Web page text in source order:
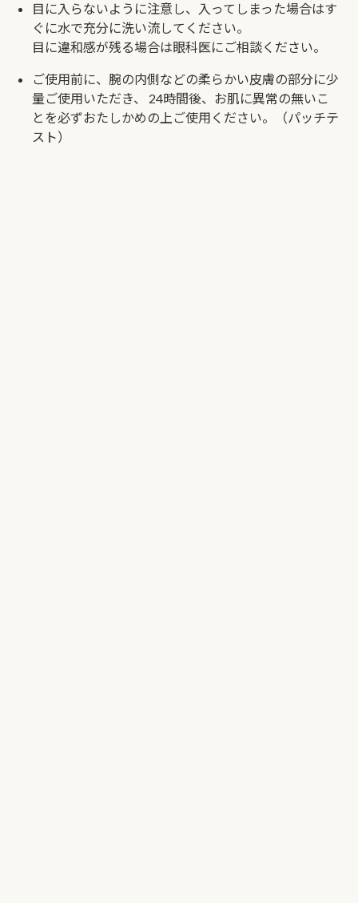
目に入らないように注意し、入ってしまった場合はす
ぐに水で充分に洗い流してください。
目に違和感が残る場合は眼科医にご相談ください。
ご使用前に、腕の内側などの柔らかい皮膚の部分に少
量ご使用いただき、
24時間後、お肌に異常の無いこ
とを必ずおたしかめの上ご使用ください。（パッチテ
スト）